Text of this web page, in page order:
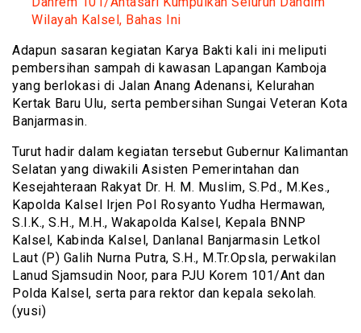
Wilayah Kalsel, Bahas Ini
Adapun sasaran kegiatan Karya Bakti kali ini meliputi
pembersihan sampah di kawasan Lapangan Kamboja
yang berlokasi di Jalan Anang Adenansi, Kelurahan
Kertak Baru Ulu, serta pembersihan Sungai Veteran Kota
Banjarmasin.
Turut hadir dalam kegiatan tersebut Gubernur Kalimantan
Selatan yang diwakili Asisten Pemerintahan dan
Kesejahteraan Rakyat Dr. H. M. Muslim, S.Pd., M.Kes.,
Kapolda Kalsel Irjen Pol Rosyanto Yudha Hermawan,
S.I.K., S.H., M.H., Wakapolda Kalsel, Kepala BNNP
Kalsel, Kabinda Kalsel, Danlanal Banjarmasin Letkol
Laut (P) Galih Nurna Putra, S.H., M.Tr.Opsla, perwakilan
Lanud Sjamsudin Noor, para PJU Korem 101/Ant dan
Polda Kalsel, serta para rektor dan kepala sekolah.
(yusi)